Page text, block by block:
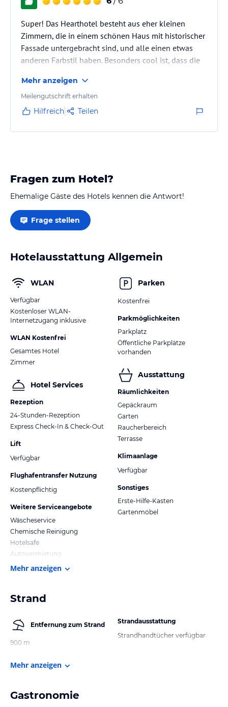
Super! Das Hearthotel besteht aus eher kleinen
Zimmern, die in einem schönen Haus mit historischer
Fassade untergebracht sind, und alle einen etwas
anderen Farbstil haben. Besonders cool ist, dass die
lässt sich das Zimmer per Handy öffnen und per
Konsole steuern (Licht, Klimaanlage etc)
wir ein anderes Zimmer mit Balkon und toller
Mehr anzeigen
Meilengutschrift erhalten
Hilfreich Teilen
Fragen zum Hotel?
Ehemalige Gäste des Hotels kennen die Antwort!
Frage stellen
Hotelausstattung Allgemein
WLAN
Verfügbar
Kostenloser WLAN-
Internetzugang inklusive
WLAN Kostenfrei
Gesamtes Hotel
Zimmer
Hotel Services
Rezeption
24-Stunden-Rezeption
Express Check-In & Check-Out
Lift
Verfügbar
Flughafentransfer Nutzung
Kostenpflichtig
Weitere Serviceangebote
Wäscheservice
Chemische Reinigung
Hotelsafe
Autovermietung
Parken
Kostenfrei
Parkmöglichkeiten
Parkplatz
Öffentliche Parkplätze
vorhanden
Ausstattung
Räumlichkeiten
Gepäckraum
Garten
Raucherbereich
Terrasse
Klimaanlage
Verfügbar
Sonstiges
Erste-Hilfe-Kasten
Gartenmöbel
Mehr anzeigen
Strand
Entfernung zum Strand
900 m
Strandausstattung
Strandhandtücher verfügbar
Mehr anzeigen
Gastronomie